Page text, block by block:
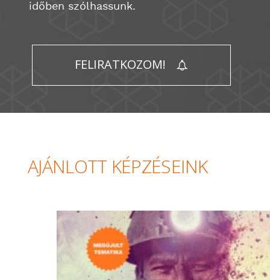
időben szólhassunk.
FELIRATKOZOM!
AJÁNLOTT KÉPZÉSEINK